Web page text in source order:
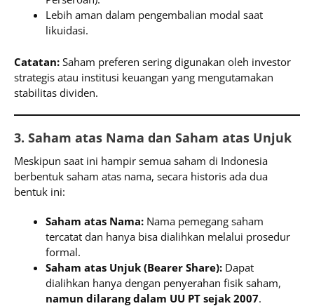
Lebih aman dalam pengembalian modal saat
likuidasi.
Catatan: Saham preferen sering digunakan oleh investor
strategis atau institusi keuangan yang mengutamakan
stabilitas dividen.
3. Saham atas Nama dan Saham atas Unjuk
Meskipun saat ini hampir semua saham di Indonesia
berbentuk saham atas nama, secara historis ada dua
bentuk ini:
Saham atas Nama: Nama pemegang saham
tercatat dan hanya bisa dialihkan melalui prosedur
formal.
Saham atas Unjuk (Bearer Share): Dapat
dialihkan hanya dengan penyerahan fisik saham,
namun dilarang dalam UU PT sejak 2007.